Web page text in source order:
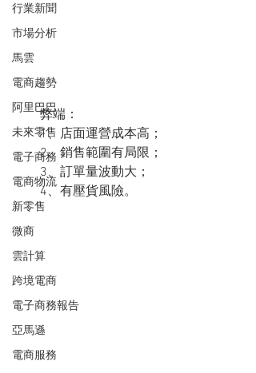
行業新聞
市場分析
馬雲
電商趨勢
阿里巴巴
未來零售
電子商務
電商物流
新零售
微商
雲計算
跨境電商
電子商務報告
亞馬遜
電商服務
弊端：
1、店面運營成本高；
2、銷售範圍有局限；
3、訂單量波動大；
4、有壓貨風險。